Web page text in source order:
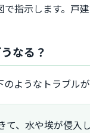
指示します。戸
なる？
ようなトラブル
て、水や埃が侵入